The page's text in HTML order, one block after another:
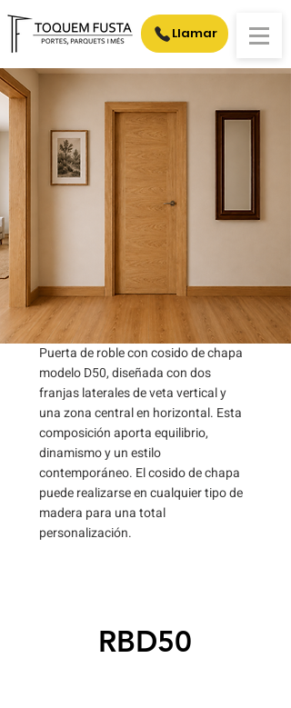
Llamar
Puerta de roble con cosido de chapa
modelo D50, diseñada con dos
franjas laterales de veta vertical y
una zona central en horizontal. Esta
composición aporta equilibrio,
dinamismo y un estilo
contemporáneo. El cosido de chapa
puede realizarse en cualquier tipo de
madera para una total
personalización.
RBD50